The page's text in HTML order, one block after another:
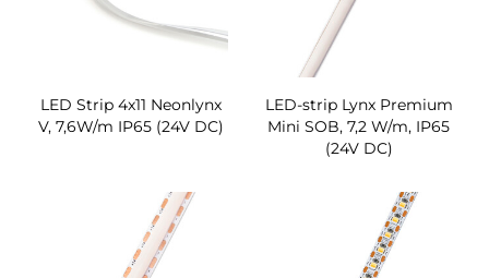
LED Strip 4x11 Neonlynx
V, 7,6W/m IP65 (24V DC)
LED-strip Lynx Premium
Mini SOB, 7,2 W/m, IP65
(24V DC)